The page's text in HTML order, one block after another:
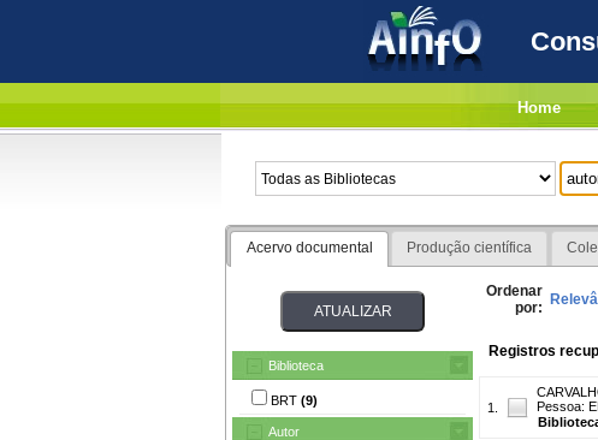
Home
Acervo documental Produção científica
Biblioteca
BRT (9)
Autor
Ordenar
por:
Registros
1.
Pessoa: